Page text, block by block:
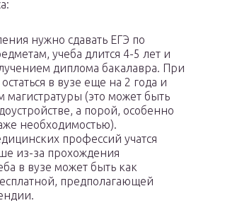
нужно сдавать ЕГЭ по
учеба длится 4-5 лет и
диплома бакалавра. При
в вузе еще на 2 года и
магистратуры (это может быть
а порой, особенно
необходимостью).
профессий учатся
из-за прохождения
в вузе может быть как
предполагающей